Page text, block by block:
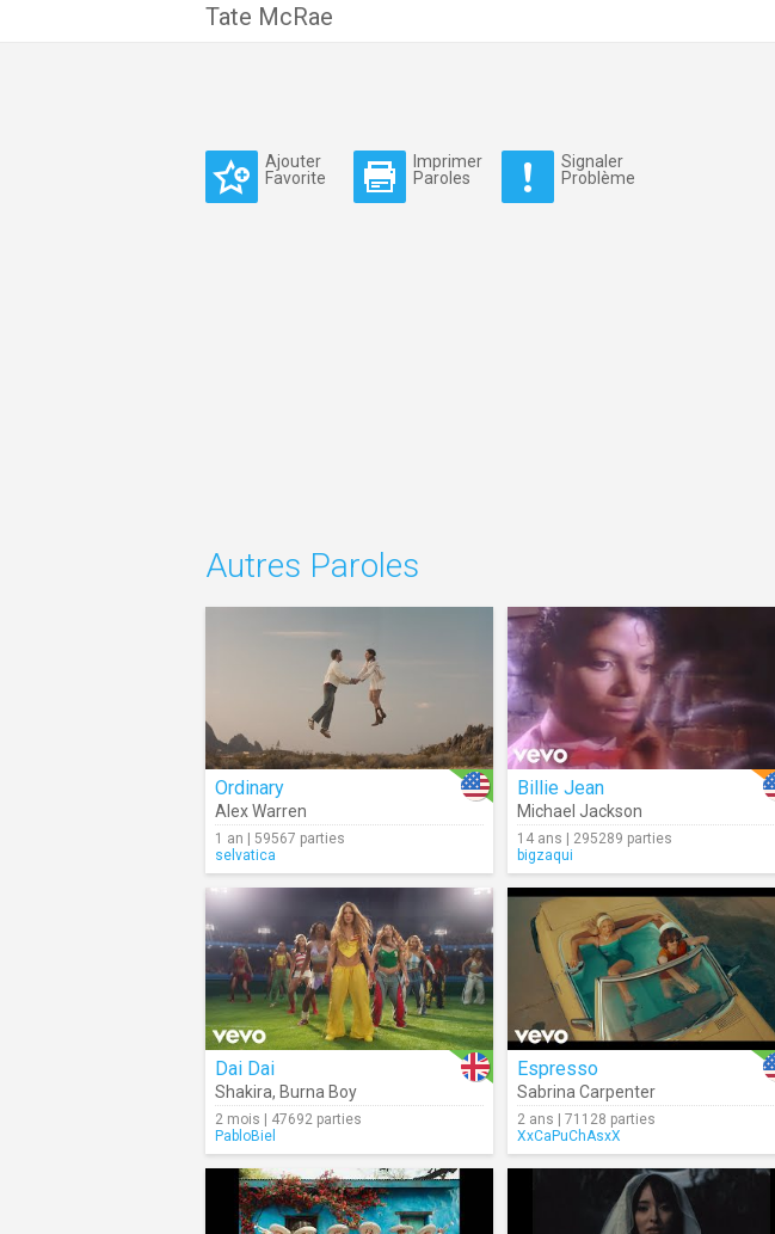
Tate McRae
Ajouter
Favorite
Imprimer
Paroles
Signaler
Problème
Autres Paroles
Ordinary
Alex Warren
1 an | 59567 parties
selvatica
Billie Jean
Michael Jackson
14 ans | 295289 parties
bigzaqui
Dai Dai
Shakira, Burna Boy
2 mois | 47692 parties
PabloBiel
Espresso
Sabrina Carpenter
2 ans | 71128 parties
XxCaPuChAsxX